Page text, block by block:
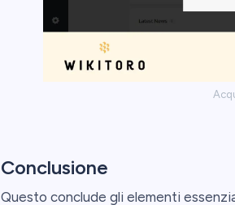
Conclusione
Questo conclude gli elementi